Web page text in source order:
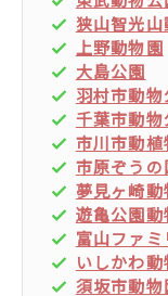
狭山智光山
上野動物園
大島公園
羽村市動物
千葉市動物
市川市動植
市原ぞうの
夢見ヶ崎動
遊亀公園動
富山ファ
いしかわ動
須坂市動物